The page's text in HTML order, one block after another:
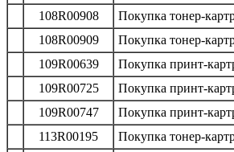
108R00908
Покупка тонер-
108R00909
Покупка тонер-
109R00639
Покупка принт-
109R00725
Покупка принт-
109R00747
Покупка принт-
113R00195
Покупка тонер-